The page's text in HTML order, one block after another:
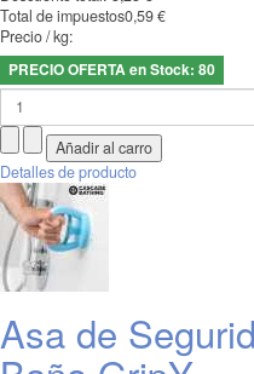
Total de impuestos0,59 €
Precio / kg:
PRECIO OFERTA en Stock: 80
Detalles de producto
Asa de